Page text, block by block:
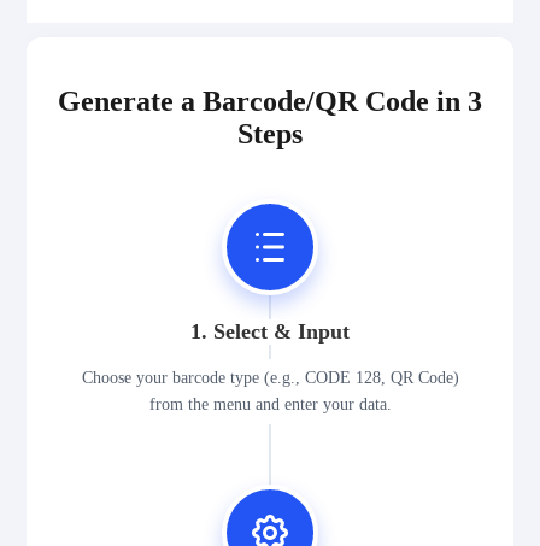
Generate a Barcode/QR Code in 3
Steps
1. Select & Input
Choose your barcode type (e.g., CODE 128, QR Code)
from the menu and enter your data.